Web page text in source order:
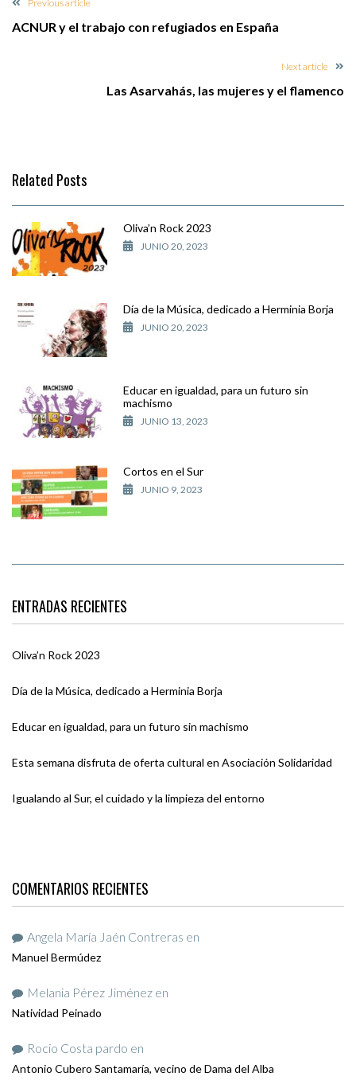
Previous article
ACNUR y el trabajo con refugiados en España
Next article
Las Asarvahás, las mujeres y el flamenco
Related Posts
Oliva’n Rock 2023
JUNIO 20, 2023
Día de la Música, dedicado a Herminia Borja
JUNIO 20, 2023
Educar en igualdad, para un futuro sin
machismo
JUNIO 13, 2023
Cortos en el Sur
JUNIO 9, 2023
ENTRADAS RECIENTES
Oliva’n Rock 2023
Día de la Música, dedicado a Herminia Borja
Educar en igualdad, para un futuro sin machismo
Esta semana disfruta de oferta cultural en Asociación Solidaridad
Igualando al Sur, el cuidado y la limpieza del entorno
COMENTARIOS RECIENTES
Angela María Jaén Contreras en
Manuel Bermúdez
Melania Pérez Jiménez en
Natividad Peinado
Rocio Costa pardo en
Antonio Cubero Santamaría, vecino de Dama del Alba